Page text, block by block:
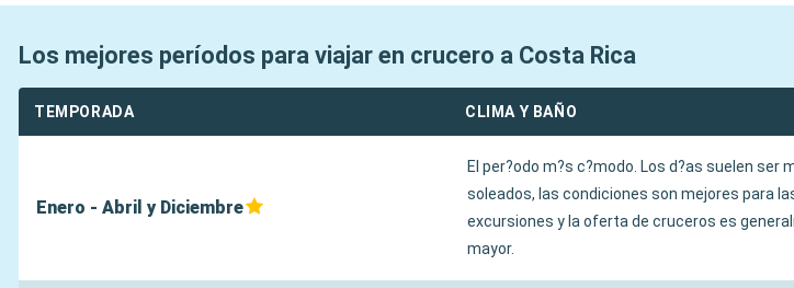
Los mejores períodos para viajar en crucero a Costa Rica
TEMPORADA CLIMA Y BAÑO
Enero - Abril y Diciembre
El per?odo m?s c?modo. Los d?as suelen ser
soleados, las condiciones son mejores para
excursiones y la oferta de cruceros es
mayor.